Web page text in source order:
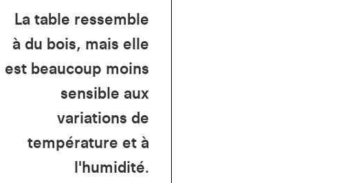
La table ressemble
à du bois, mais elle
est beaucoup moins
sensible aux
variations de
température et à
l'humidité.